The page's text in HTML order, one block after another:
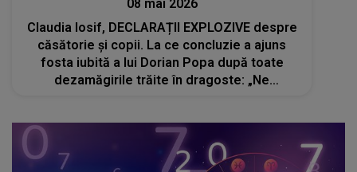
08 mai 2026
Claudia Iosif, DECLARAȚII EXPLOZIVE despre
căsătorie și copii. La ce concluzie a ajuns
fosta iubită a lui Dorian Popa după toate
dezamăgirile trăite în dragoste: „Ne